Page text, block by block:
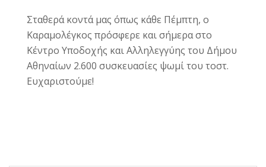
Σταθερά κοντά μας όπως κάθε Πέμπτη, ο
Καραμολέγκος πρόσφερε και σήμερα στο
Κέντρο Υποδοχής και Αλληλεγγύης του Δήμου
Αθηναίων 2.600 συσκευασίες ψωμί του τοστ.
Ευχαριστούμε!